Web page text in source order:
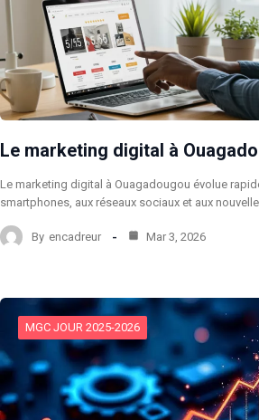
Le marketing digital à
Le marketing digital à Ouagadougou évolue
smartphones, aux réseaux sociaux et aux
By encadreur Mar 3, 2026
MGC JOUR 2025-2026